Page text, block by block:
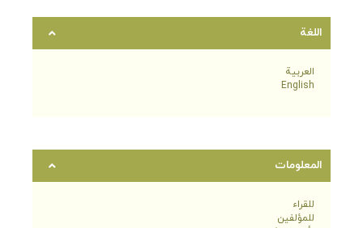
اللغة
العربية
English
المعلومات
للقراء
للمؤلفين